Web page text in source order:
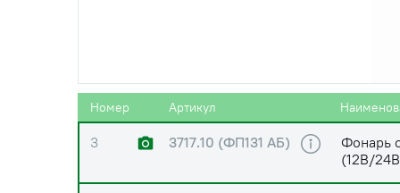
Номер Артикул
1
3716.10
(Ф401/7303.3716)
Фонарь
(12B)
3 3717.10 (ФП131 АБ)
Фонарь
(12В/